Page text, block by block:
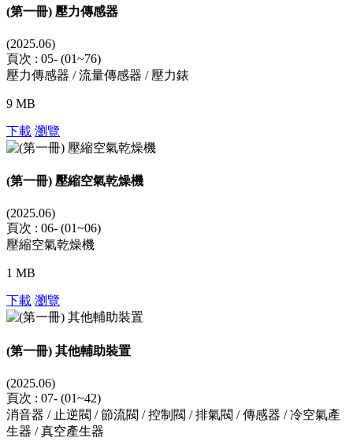
(第一冊) 壓力傳感器
(2025.06)
頁次 : 05- (01~76)
壓力傳感器 / 流量傳感器 / 壓力錶
9 MB
下載 瀏覽
(第一冊) 壓縮空氣乾燥機
(2025.06)
頁次 : 06- (01~06)
壓縮空氣乾燥機
1 MB
下載 瀏覽
(第一冊) 其他輔助裝置
(2025.06)
頁次 : 07- (01~42)
消音器 / 止逆閥 / 節流閥 / 控制閥 / 排氣閥 / 傳感器 / 冷空氣產
生器 / 真空產生器